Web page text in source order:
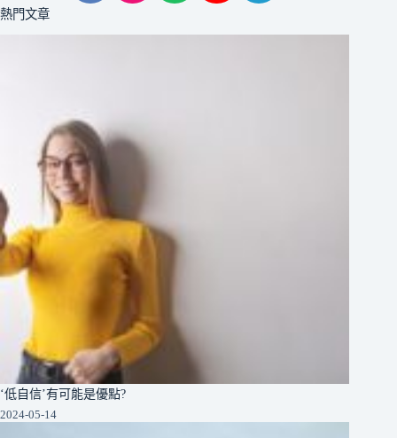
熱門文章
‘低自信’有可能是優點?
2024-05-14